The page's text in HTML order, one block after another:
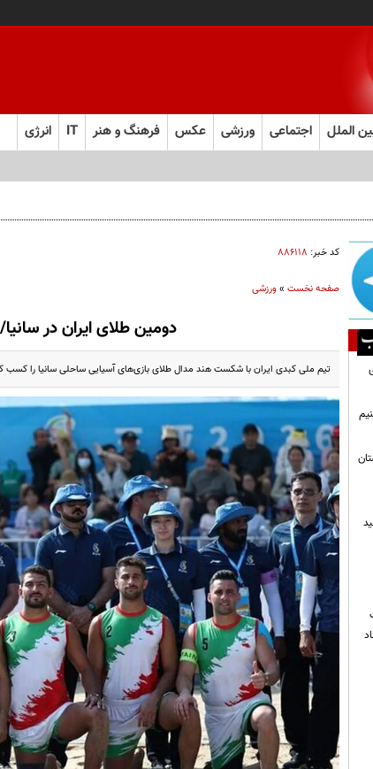
الملل اجتماعی ورزشی عکس فرهنگ و هنر IT انرژی
عربستان در یمن
کد خبر: ۸۸۶۱۱۸
صفحه نخست»ورزشی
دومین طلای ایران در
تیم ملی کبدی ایران با شکست هند مدال طلای بازی‌های آسیایی ساحلی سانیا را کسب